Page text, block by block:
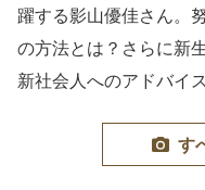
躍する影山優佳さん。
の方法とは？さらに新
新社会人へのアドバイ
す